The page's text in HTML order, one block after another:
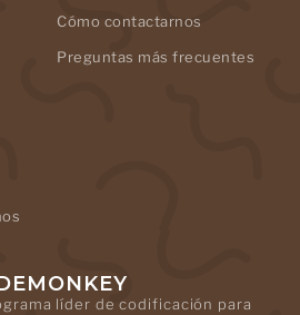
Cómo contactarnos
Preguntas más frecuentes
líder de codificación para